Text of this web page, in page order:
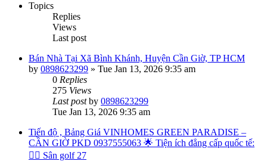
Topics
Replies
Views
Last post
Bán Nhà Tại Xã Bình Khánh, Huyện Cần Giờ, TP HCM
by 0898623299 » Tue Jan 13, 2026 9:35 am
0 Replies
275 Views
Last postby 0898623299
Tue Jan 13, 2026 9:35 am
Tiến độ , Bảng Giá VINHOMES GREEN PARADISE –
CẦN GIỜ PKD 0937555063 🌟 Tiện ích đẳng cấp quốc tế:
🏌️‍♂️ Sân golf 27